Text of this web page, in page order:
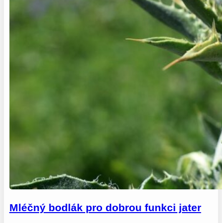
Mléčný bodlák pro dobrou funkci jater